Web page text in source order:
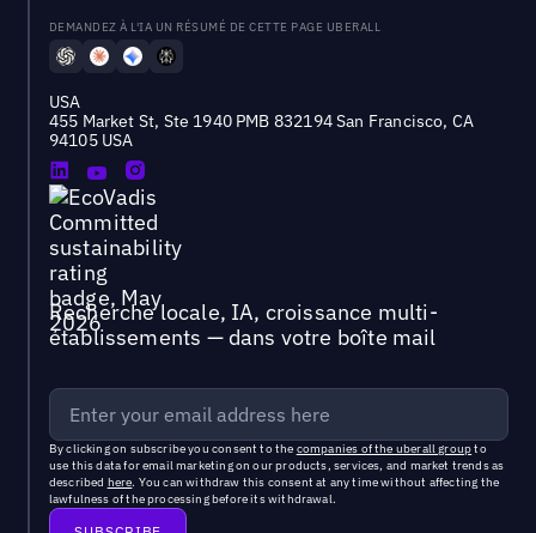
DEMANDEZ À L'IA UN RÉSUMÉ DE CETTE PAGE UBERALL
USA
455 Market St, Ste 1940 PMB 832194 San Francisco, CA
94105 USA
Recherche locale, IA, croissance multi-
établissements — dans votre boîte mail
By clicking on subscribe you consent to the companies of the uberall groupto
use this data for email marketing on our products, services, and market trends as
described here. You can withdraw this consent at any time without affecting the
lawfulness of the processing before its withdrawal.